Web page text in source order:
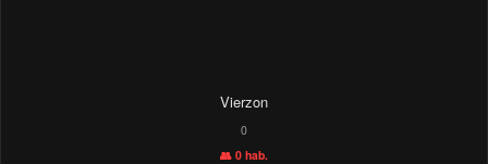
Vierzon
0
👥 0 hab.